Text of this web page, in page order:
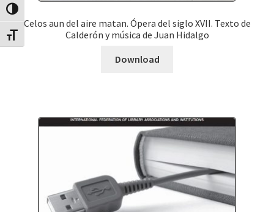
Canvia Alt Contrast
Canvia mida de lletra
Celos aun del aire matan. Ópera del siglo XVII. Texto de
Calderón y música de Juan Hidalgo
Download